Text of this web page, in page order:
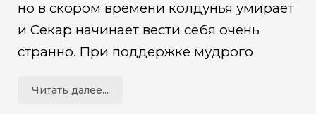
но в скором времени колдунья умирает
и Секар начинает вести себя очень
странно. При поддержке мудрого
схватку со злобной тварью, в которую
Читать далее...